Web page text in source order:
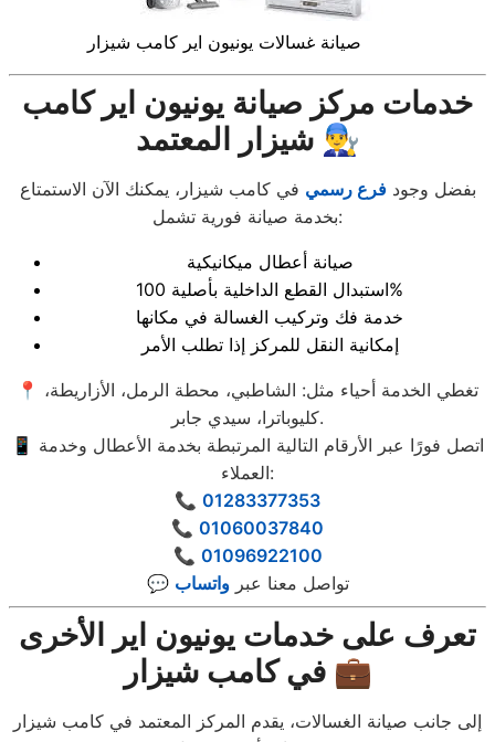
صيانة غسالات يونيون اير كامب شيزار
خدمات مركز صيانة يونيون اير كامب
شيزار المعتمد 👨‍🔧
بفضل وجودفرع رسمي في كامب شيزار، يمكنك الآن الاستمتاع
بخدمة صيانة فورية تشمل:
صيانة أعطال ميكانيكية
استبدال القطع الداخلية بأصلية 100%
خدمة فك وتركيب الغسالة في مكانها
إمكانية النقل للمركز إذا تطلب الأمر
📍 تغطي الخدمة أحياء مثل: الشاطبي، محطة الرمل، الأزاريطة،
كليوباترا، سيدي جابر.
📱 اتصل فورًا عبر الأرقام التالية المرتبطة بخدمة الأعطال وخدمة
العملاء:
📞 01283377353
📞 01060037840
📞 01096922100
💬 تواصل معنا عبرواتساب
تعرف على خدمات يونيون اير الأخرى
في كامب شيزار 💼
إلى جانب صيانة الغسالات، يقدم المركز المعتمد في كامب شيزار